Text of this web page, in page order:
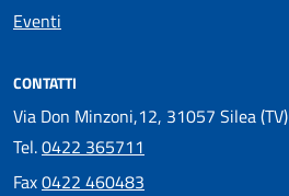
Eventi
CONTATTI
Via Don Minzoni,12, 31057 Silea (TV)
Tel.0422 365711
Fax0422 460483